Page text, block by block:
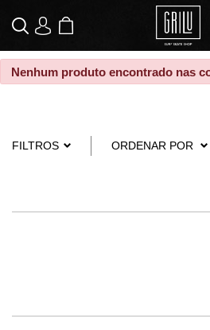
MEUS
Nenhum produto encontrado nas
FILTROS ORDENAR POR